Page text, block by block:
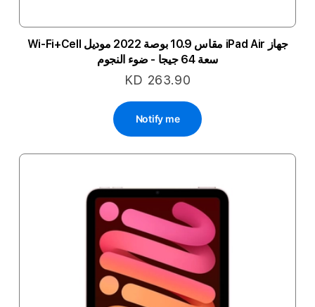
جهاز iPad Air مقاس 10.9 بوصة 2022 موديل Wi-Fi+Cell
سعة 64 جيجا - ضوء النجوم
KD 263.90
Notify me